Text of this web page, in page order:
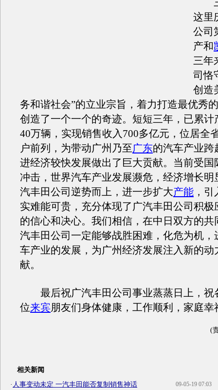
三
这里
公司
产和
三年
司恪
创造
务和谐社会”的立业宗旨，着力打造最优秀的
创造了一个一个的奇迹。短短三年，已累计
40万辆，实现销售收入700多亿元，位居全
户前列，为带动广州乃至广东的汽车产业跨
进经济较快发展做出了巨大贡献。当前受国
冲击，世界汽车产业发展濒危，经济增长明
汽丰田公司逆势而上，进一步扩大产能 ，
实难能可贵，充分体现了广汽丰田公司积极
的信心和决心。我们相信，在中日双方的共
汽丰田公司一定能够战胜困难，化危为机，
车产业的发展，为广州经济发展注入新的动
献。
最后祝广汽丰田公司事业蒸蒸日上，祝
位来宾朋友们身体健康，工作顺利，家庭幸
(
相关新闻
09-05-19 07:03
· 人事变动未定 一汽丰田能否复制销售神话